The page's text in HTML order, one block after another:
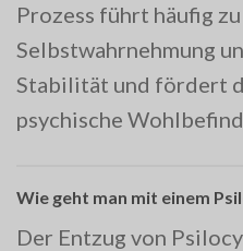
Prozess führt häufig
Selbstwahrnehmung
Stabilität und fördert
psychische
Wie geht man mit einem
Der Entzug von